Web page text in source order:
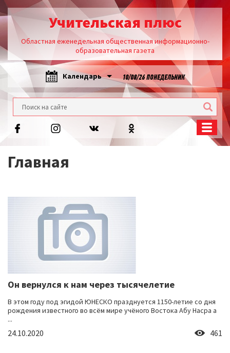
Учительская плюс
Областная еженедельная общественная информационно-
образовательная газета
Календарь 10/08/26 ПОНЕДЕЛЬНИК
Главная
Он вернулся к нам через тысячелетие
В этом году под эгидой ЮНЕСКО празднуется 1150-летие со дня
рождения известного во всём мире учёного Востока Абу Насра а
...
24.10.2020 461